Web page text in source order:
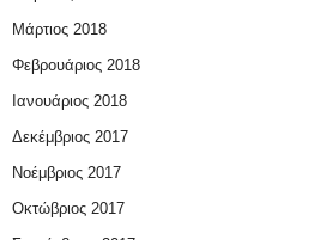
Μάρτιος 2018
Φεβρουάριος 2018
Ιανουάριος 2018
Δεκέμβριος 2017
Νοέμβριος 2017
Οκτώβριος 2017